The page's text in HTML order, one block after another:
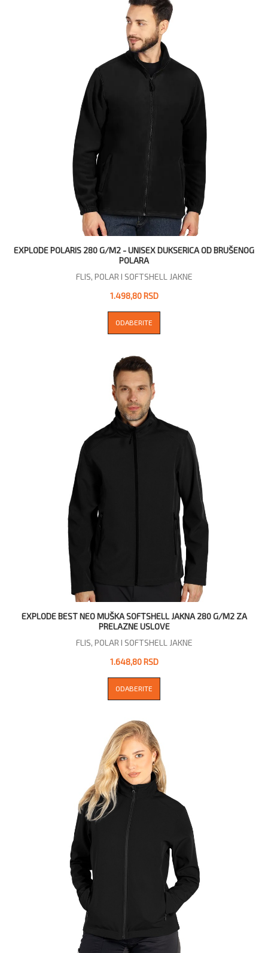
EXPLODE POLARIS 280 G/M2 - UNISEX DUKSERICA OD BRUŠENOG
POLARA
FLIS, POLAR I SOFTSHELL JAKNE
1.498,80 RSD
ODABERITE
EXPLODE BEST NEO MUŠKA SOFTSHELL JAKNA 280 G/M2 ZA
PRELAZNE USLOVE
FLIS, POLAR I SOFTSHELL JAKNE
1.648,80 RSD
ODABERITE